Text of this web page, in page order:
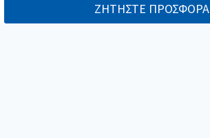
ΖΗΤΗΣΤΕ ΠΡΟΣΦΟΡΑ